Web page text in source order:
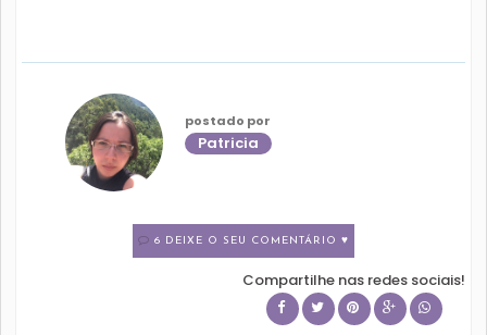
postado por
Patricia
6 DEIXE O SEU COMENTÁRIO ♥
Compartilhe nas redes sociais!